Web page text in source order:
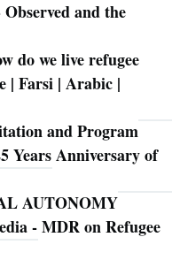
and the
do we live refugee
| Farsi | Arabic |
and Program
Years Anniversary of
AUTONOMY
- MDR on Refugee